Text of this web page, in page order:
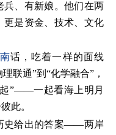
兵、有新娘。他们在两
更是资金、技术、文化
话，吃着一样的面线
联通”到“化学融合”，
”——一起看海上明月
此。
史给出的答案——两岸